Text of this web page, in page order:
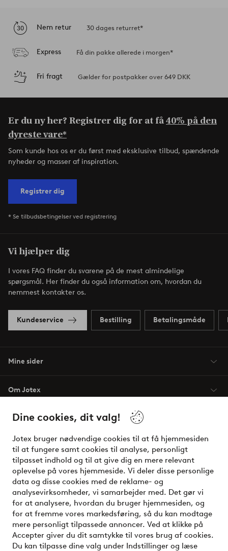
Dine cookies, dit valg!
Jotex bruger nødvendige cookies til at få hjemmesiden
til at fungere samt cookies til analyse, personligt
tilpasset indhold og til at give dig en mere relevant
oplevelse på vores hjemmeside. Vi deler disse personlige
data og disse cookies med de reklame- og
analysevirksomheder, vi samarbejder med. Det gør vi
for at analysere, hvordan du bruger hjemmesiden, og
for at fremme vores markedsføring, så du kan modtage
mere personligt tilpassede annoncer. Ved at klikke på
Accepter giver du dit samtykke til vores brug af cookies.
Du kan tilpasse dine valg under Indstillinger og læse
Nem retur 30 dages returret*
Express Få din pakke allerede i morgen*
Fri fragt Gælder for postpakker over 649 DKK
Er du ny her? Registrer dig for at få40% på den
dyreste vare*
Som kunde hos os er du først med eksklusive tilbud, spændende
nyheder og masser af inspiration.
Registrer dig
* Se tilbudsbetingelser ved registrering
Vi hjælper dig
I vores FAQ finder du svarene på de mest almindelige
spørgsmål. Her finder du også information om, hvordan du
nemmest kontakter os.
Kundeservice Bestilling Betalingsmåde
Mine sider
Om Jotex
Vilkår
Venner
Sikre betalinger - betal nu eller del op
Vil du vide mere om vores betalingsmuligheder?
elpy